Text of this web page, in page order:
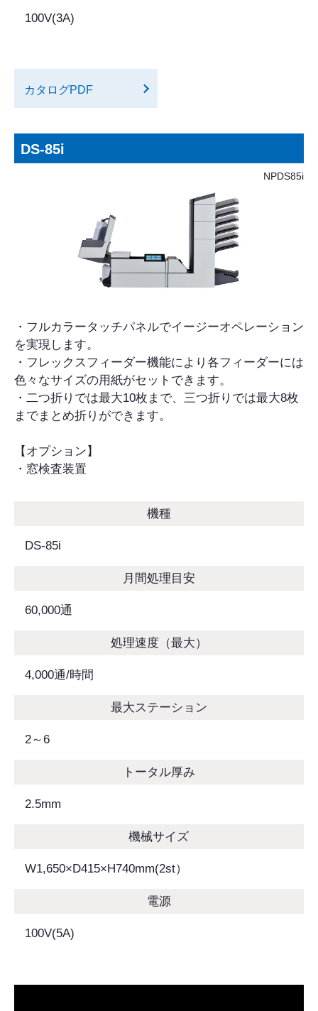
100V(3A)
カタログPDF
DS-85i
NPDS85i
・フルカラータッチパネルでイージーオペレーション
を実現します。
・フレックスフィーダー機能により各フィーダーには
色々なサイズの用紙がセットできます。
・二つ折りでは最大10枚まで、三つ折りでは最大8枚
までまとめ折りができます。
【オプション】
・窓検査装置
機種
DS-85i
月間処理目安
60,000通
処理速度（最大）
4,000通/時間
最大ステーション
2～6
トータル厚み
2.5mm
機械サイズ
W1,650×D415×H740mm(2st）
電源
100V(5A)